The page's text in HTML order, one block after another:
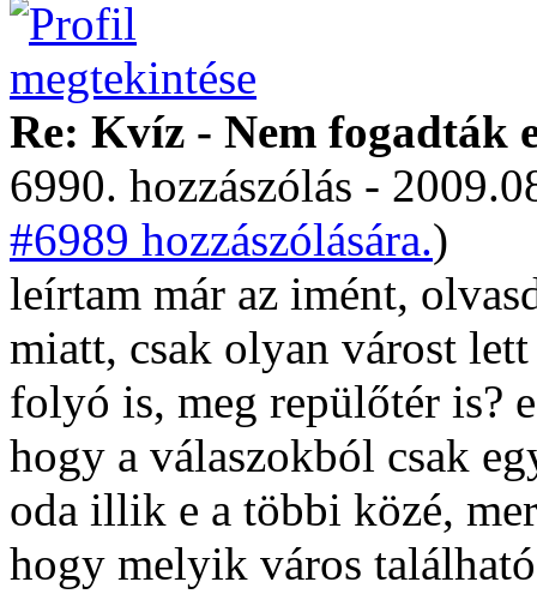
Re: Kvíz - Nem fogadták
6990. hozzászólás -
#6989 hozzászólására.)
leírtam már az imént,
miatt, csak olyan várost
folyó is, meg repülőtér is?
hogy a válaszokból csak
oda illik e a többi közé,
hogy melyik város